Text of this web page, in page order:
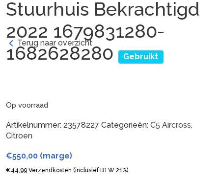
Stuurhuis Bekrachtigd
2022 1679831280-
1682628280
Gebruikt
Terug naar overzicht
Op voorraad
Artikelnummer: 23578227 Categorieën: C5 Aircross,
Citroen
€550,00 (marge)
€44,99 Verzendkosten (inclusief BTW 21%)